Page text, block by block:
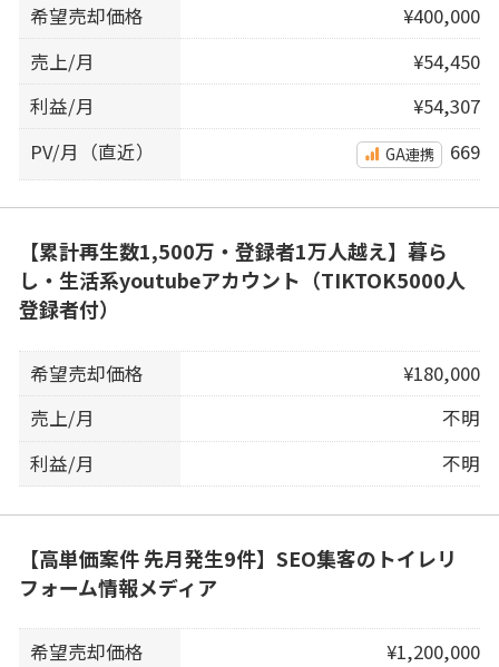
希望売却価格
¥400,000
売上/月
¥54,450
利益/月
¥54,307
PV/月（直近）
GA連携 669
【累計再生数1,500万・登録者1万人越え】暮ら
し・生活系youtubeアカウント（TIKTOK5000人
登録者付）
希望売却価格
¥180,000
売上/月
不明
利益/月
不明
【高単価案件 先月発生9件】SEO集客のトイレリ
フォーム情報メディア
希望売却価格
¥1,200,000